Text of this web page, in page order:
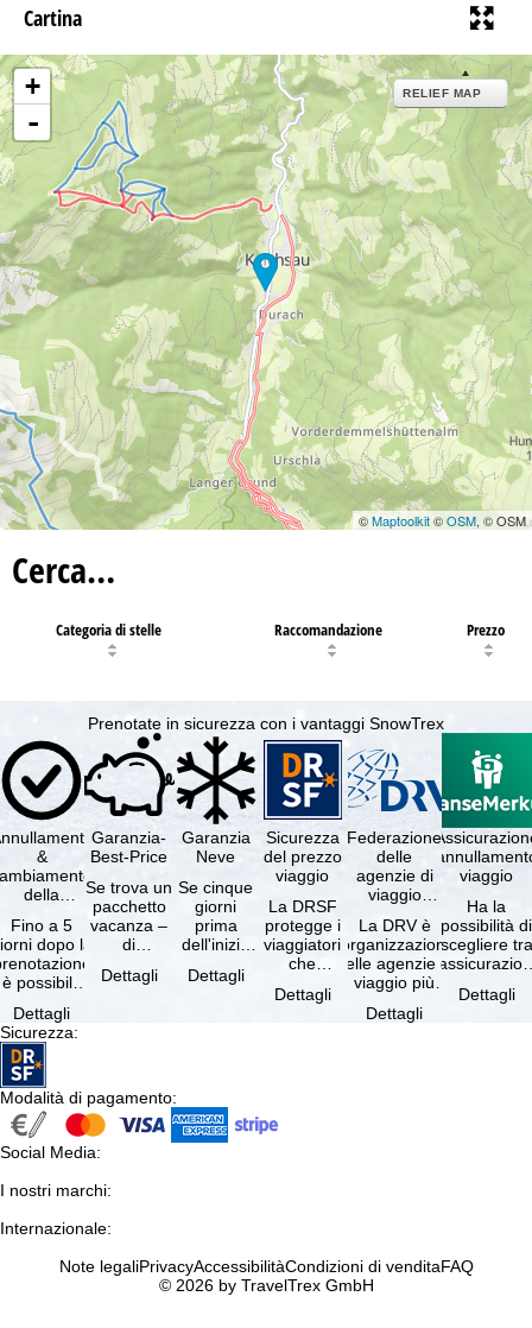
Cartina
+
-
RELIEF MAP
©Maptoolkit©OSM, © OSM
Cerca…
Categoria di stelle Raccomandazione Prezzo
Prenotate in sicurezza con i vantaggi SnowTrex
&
della
gratuiti
Fino a 5
dopo la
è possibile
il …
Dettagli
Garanzia-
Best-Price
Se trova un
pacchetto
vacanza –
di
e servizi
Dettagli
Garanzia
Neve
Se cinque
giorni
prima
dell'inizio
soggiorno
Dettagli
Sicurezza
del prezzo
viaggio
La DRSF
protegge i
viaggiatori
che
un
Dettagli
Federazione
delle
agenzie di
viaggio
La DRV è
l'organizzazione
delle agenzie di
viaggio più
Germania.
Dettagli
viaggio
Ha la
possibilità di
scegliere tra
viaggio
Dettagli
Sicurezza:
Modalità di pagamento:
Social Media:
I nostri marchi:
Internazionale:
Note legaliPrivacyAccessibilitàCondizioni di venditaFAQ
© 2026 by TravelTrex GmbH